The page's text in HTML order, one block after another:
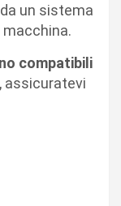
un sistema
macchina.
compatibili
, assicuratevi